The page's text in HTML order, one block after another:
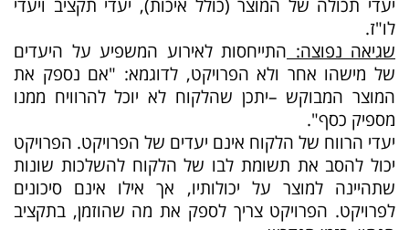
יעדי תכולה של המוצר (כולל איכות), יעדי תקציב ויעדי
לו"ז.
שגיאה נפוצה: התייחסות לאירוע המשפיע על היעדים
של מישהו אחר ולא הפרויקט, לדוגמא: "אם נספק את
המוצר המבוקש –יתכן שהלקוח לא יוכל להרוויח ממנו
מספיק כסף".
יעדי הרווח של הלקוח אינם יעדים של הפרויקט. הפרויקט
יכול להסב את תשומת לבו של הלקוח להשלכות שונות
שתהיינה למוצר על יכולותיו, אך אילו אינם סיכונים
לפרויקט. הפרויקט צריך לספק את מה שהוזמן, בתקציב